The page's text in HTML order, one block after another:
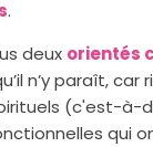
.
deux orientés
n’y paraît, car
(c'est-à-
qui